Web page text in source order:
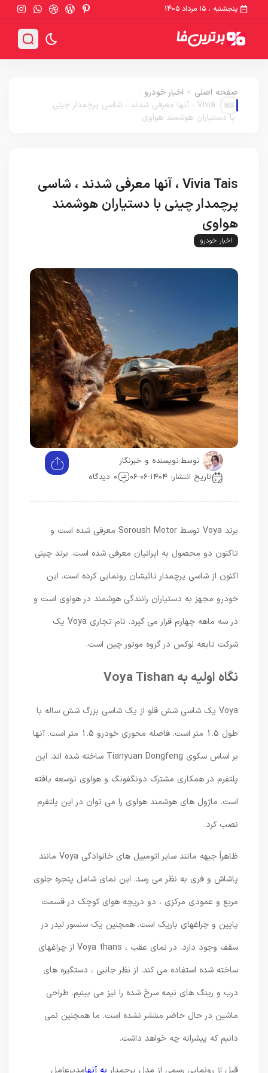
پنجشنبه ، ۱۵ مرداد ۱۴۰۵
صفحه اصلی > اخبار خودرو :
Vivia Tais ، آنها معرفی شدند ، شاسی پرچمدار چینی
با دستیاران هوشمند هواوی
Vivia Tais ، آنها معرفی شدند ، شاسی
پرچمدار چینی با دستیاران هوشمند
هواوی
اخبار خودرو
توسط: نویسنده و خبرنگار
تاریخ انتشار: ۱۴۰۴-۰۶-۰۶
0 دیدگاه
برند Voya توسط Soroush Motor معرفی شده است و
تاکنون دو محصول به ایرانیان معرفی شده است. برند چینی
اکنون از شاسی پرچمدار تائیشان رونمایی کرده است. این
خودرو مجهز به دستیاران رانندگی هوشمند در هواوی است و
در سه ماهه چهارم قرار می گیرد. نام تجاری Voya یک
شرکت تابعه لوکس در گروه موتور چین است.
نگاه اولیه به Voya Tishan
Voya یک شاسی شش قلو از یک شاسی بزرگ شش ساله با
طول 1.5 متر است. فاصله محوری خودرو 1.5 متر است. آنها
بر اساس سکوی Tianyuan Dongfeng ساخته شده اند. این
پلتفرم در همکاری مشترک دونگفونگ و هواوی توسعه یافته
است. ماژول های هوشمند هواوی را می توان در این پلتفرم
نصب کرد.
ظاهراً جبهه مانند سایر اتومبیل های خانوادگی Voya مانند
پاشاش و فری به نظر می رسد. این نمای شامل پنجره جلوی
مربع و عمودی مرکزی ، دو دریچه هوای کوچک در قسمت
پایین و چراغهای باریک است. همچنین یک سنسور لیدر در
سقف وجود دارد. در نمای عقب ، Voya thans از چراغهای
ساخته شده استفاده می کند. از نظر جانبی ، دستگیره های
درب و رینگ های نیمه سرخ شده را نیز می بینیم. طراحی
ماشین در حال حاضر منتشر نشده است. ما همچنین نمی
دانیم که پیشرانه چه خواهد داشت.
قبل از رونمایی رسمی از مدل پرچمداربه آنها مدیرعامل